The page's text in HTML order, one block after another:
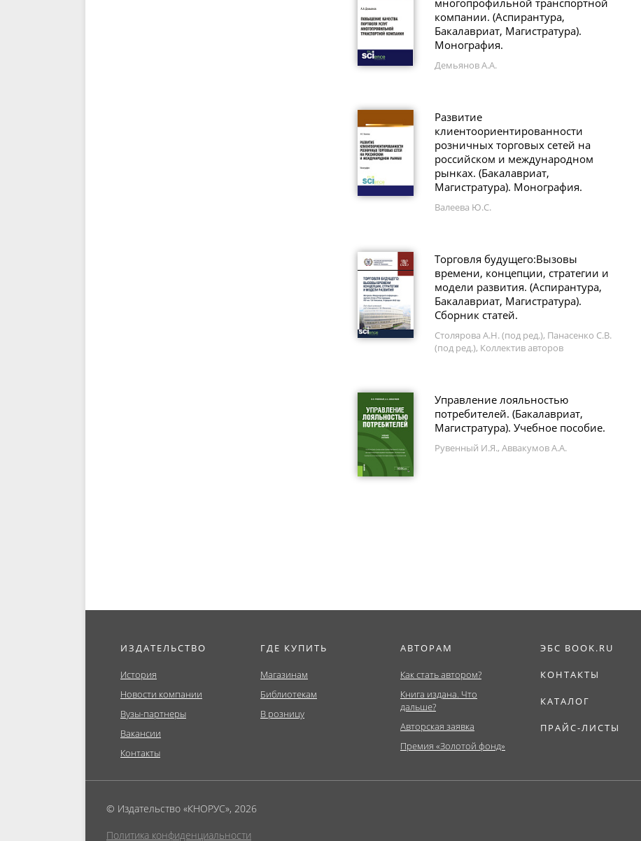
многопрофильной транспортной
компании. (Аспирантура,
Бакалавриат, Магистратура).
Монография.
Демьянов А.А.
Развитие
клиентоориентированности
розничных торговых сетей на
российском и международном
рынках. (Бакалавриат,
Магистратура). Монография.
Валеева Ю.С.
Торговля будущего:Вызовы
времени, концепции, стратегии и
модели развития. (Аспирантура,
Бакалавриат, Магистратура).
Сборник статей.
Столярова А.Н. (под ред.), Панасенко С.В.
(под ред.), Коллектив авторов
Управление лояльностью
потребителей. (Бакалавриат,
Магистратура). Учебное пособие.
Рувенный И.Я., Аввакумов А.А.
ИЗДАТЕЛЬСТВО
История
Новости компании
Вузы-партнеры
Вакансии
Контакты
ГДЕ КУПИТЬ
Магазинам
Библиотекам
В розницу
АВТОРАМ
Как стать автором?
Книга издана. Что
дальше?
Авторская заявка
Премия «Золотой фонд»
ЭБС BOOK.RU
КОНТАКТЫ
КАТАЛОГ
ПРАЙС-ЛИСТЫ
© Издательство «КНОРУС», 2026
Политика конфиденциальности